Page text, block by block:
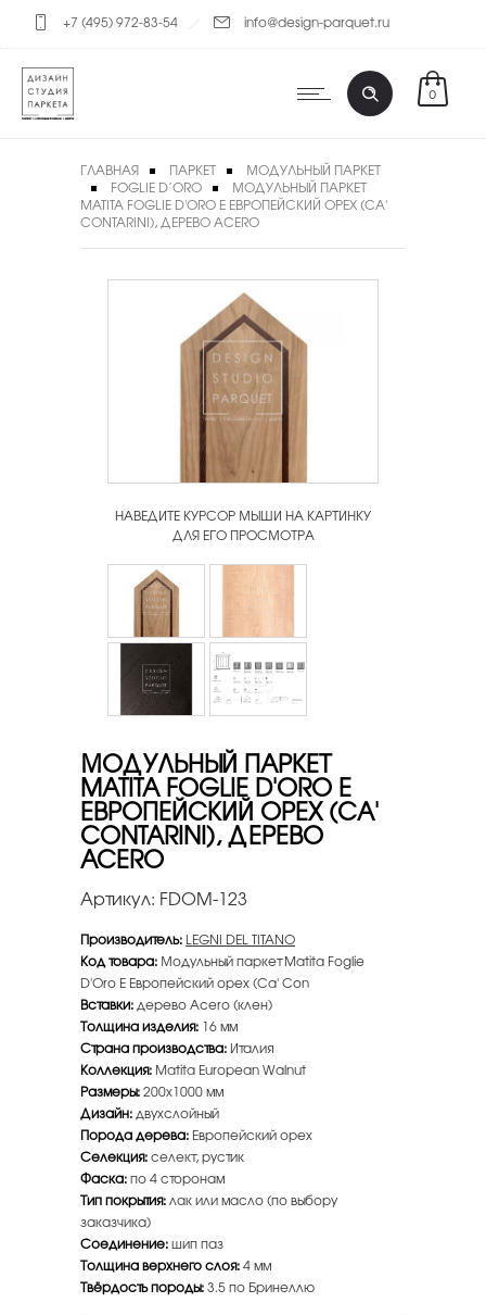
+7 (495) 972-83-54 info@design-parquet.ru
0
ГЛАВНАЯ ПАРКЕТ
МОДУЛЬНЫЙ ПАРКЕТ
FOGLIE D’ORO
МОДУЛЬНЫЙ ПАРКЕТ
MATITA FOGLIE D'ORO E ЕВРОПЕЙСКИЙ ОРЕХ (CA'
CONTARINI), ДЕРЕВО ACERO
НАВЕДИТЕ КУРСОР МЫШИ НА КАРТИНКУ
ДЛЯ ЕГО ПРОСМОТРА
МОДУЛЬНЫЙ ПАРКЕТ
MATITA FOGLIE D'ORO E
ЕВРОПЕЙСКИЙ ОРЕХ (CA'
CONTARINI), ДЕРЕВО
ACERO
Артикул: FDOM-123
Производитель: LEGNI DEL TITANO
Код товара: Модульный паркет Matita Foglie
D'Oro E Европейский орех (Ca' Con
Вставки: дерево Acero (клен)
Толщина изделия: 16 мм
Страна производства: Италия
Коллекция: Matita European Walnut
Размеры:200x1000 мм
Дизайн: двухслойный
Порода дерева: Европейский орех
Селекция:селект, рустик
Фаска:по 4 сторонам
Тип покрытия:лак или масло (по выбору
заказчика)
Соединение:шип паз
Толщина верхнего слоя:4 мм
Твёрдость породы:3.5 по Бринеллю